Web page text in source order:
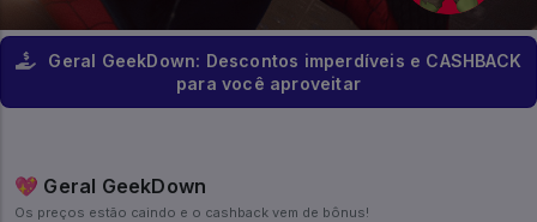
Geral GeekDown: Descontos imperdíveis e CASHBACK
para você aproveitar
💖 Geral GeekDown
Os preços estão caindo e o cashback vem de bônus!